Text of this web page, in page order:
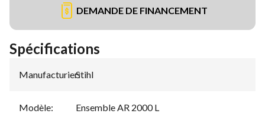
DEMANDE DE FINANCEMENT
Spécifications
Manufacturier:
Stihl
Modèle: Ensemble AR 2000 L